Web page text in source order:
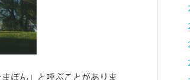
ぽん」と呼ぶことがありま